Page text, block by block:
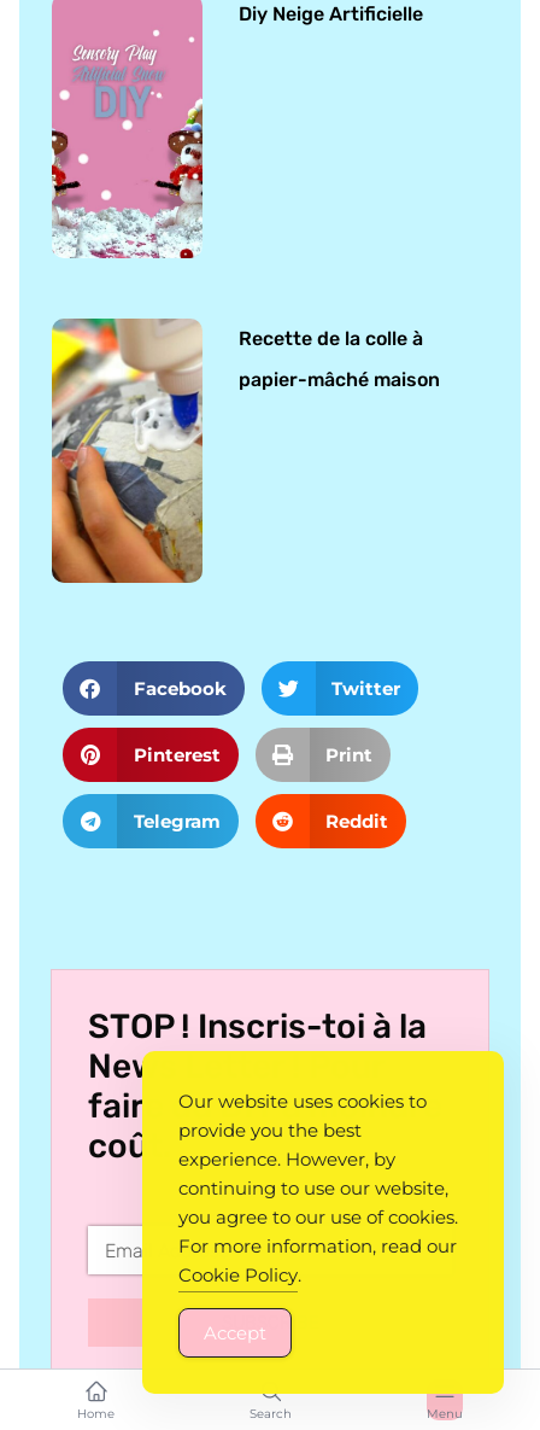
Home Search Menu
Diy Neige Artificielle
Recette de la colle à
papier-mâché maison
Facebook Twitter
Pinterest Print
Telegram Reddit
STOP ! Inscris-toi à la
News Letter ! Pour
faire du DIY à moindre
coût.
SUBSCRIBE
Our website uses cookies to
provide you the best
experience. However, by
continuing to use our website,
you agree to our use of cookies.
For more information, read our
Cookie Policy.
Accept